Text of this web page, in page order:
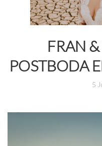
FRAN
POSTBODA
5